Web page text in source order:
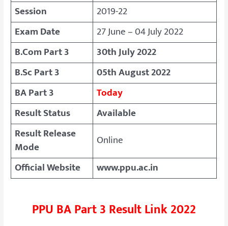
Session
2019-22
Exam Date
27 June – 04 July 2022
B.Com Part 3
30th July 2022
B.Sc Part 3
05th August 2022
BA Part 3
Today
Result Status
Available
Result Release
Mode
Online
Official Website
www.ppu.ac.in
PPU BA Part 3 Result Link 2022